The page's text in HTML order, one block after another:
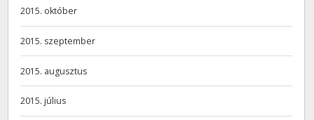
2015. október
2015. szeptember
2015. augusztus
2015. július